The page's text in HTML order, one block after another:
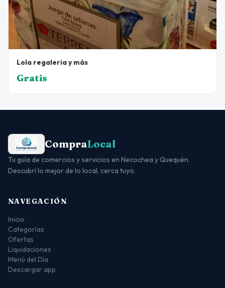
Lola regaleria y más
Gratis
CompraLocal
Tu guía de comercios y servicios en Necochea y Quequén.
Descubrí lo mejor de lo local, cerca tuyo.
NAVEGACIÓN
Inicio
Categorías
Ofertas
Liquidaciones
Menú del Día
Descargar app